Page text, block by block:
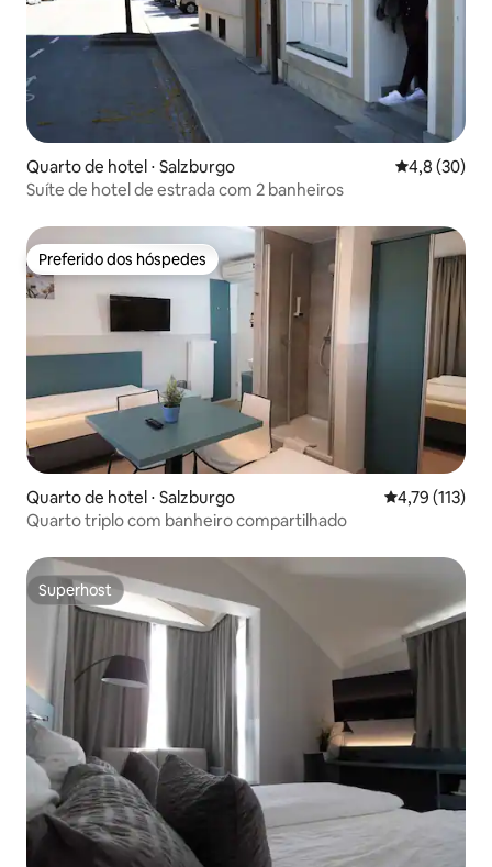
Quarto de hotel ⋅ Salzburgo 4,8 de uma
4,8 (30)
Suíte de hotel de estrada com 2 banheiros
Preferido dos hóspedes
Preferido dos hóspedes
Quarto de hotel ⋅ Salzburgo 4,79 de uma
4,79 (113)
Quarto triplo com banheiro compartilhado
Superhost
Superhost